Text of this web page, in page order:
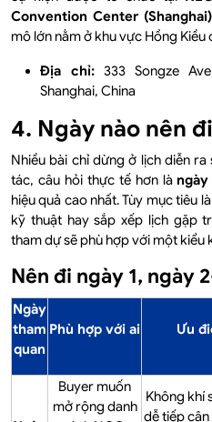
Convention Center (Shanghai)
mô lớn nằm ở khu vực Hồng Kiều
Địa chỉ: 333 Songze
Shanghai, China
4. Ngày nào nên
Nhiều bài chỉ dừng ở lịch diễn
tác, câu hỏi thực tế hơn là
hiệu quả cao nhất. Tùy mục tiêu
kỹ thuật hay sắp xếp lịch gặp
tham dự sẽ phù hợp với một kiểu
Nên đi ngày 1, ngày
Ngày
tham
quan
Phù hợp với ai Ưu
Buyer muốn
mở rộng danh
Không khí
dễ tiếp